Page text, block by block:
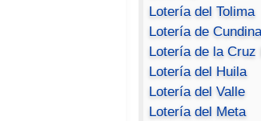
Lotería del Tolima
Lotería de
Lotería de la Cruz
Lotería del Huila
Lotería del Valle
Lotería del Meta